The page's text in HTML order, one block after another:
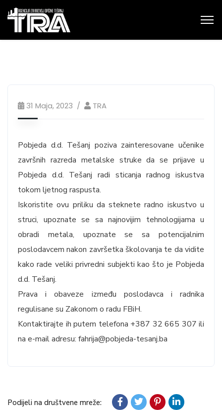
31 Maja, 2023 TRA
Pobjeda d.d. Tešanj poziva zainteresovane učenike
završnih razreda metalske struke da se prijave u
Pobjeda d.d. Tešanj radi sticanja radnog iskustva
tokom ljetnog raspusta.
Iskoristite ovu priliku da steknete radno iskustvo u
struci, upoznate se sa najnovijim tehnologijama u
obradi metala, upoznate se sa potencijalnim
poslodavcem nakon završetka školovanja te da vidite
kako rade veliki privredni subjekti kao što je Pobjeda
d.d. Tešanj.
Prava i obaveze između poslodavca i radnika
regulisane su Zakonom o radu FBiH.
Kontaktirajte ih putem telefona +387 32 665 307 ili
na e-mail adresu: fahrija@pobjeda-tesanj.ba
Podijeli na društvene mreže: